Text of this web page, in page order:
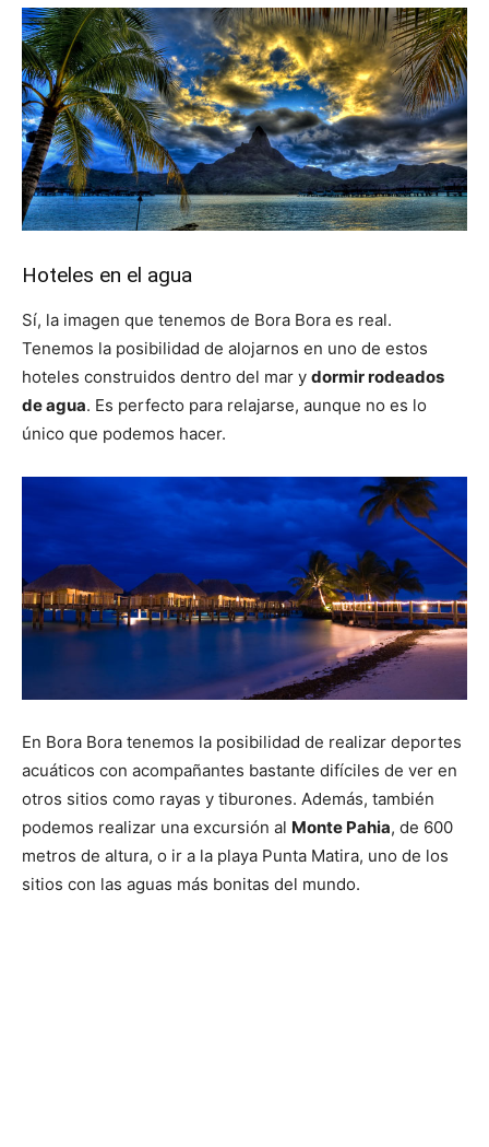
Hoteles en el agua
Sí, la imagen que tenemos de Bora Bora es real.
Tenemos la posibilidad de alojarnos en uno de estos
hoteles construidos dentro del mar y dormir rodeados
de agua. Es perfecto para relajarse, aunque no es lo
único que podemos hacer.
En Bora Bora tenemos la posibilidad de realizar deportes
acuáticos con acompañantes bastante difíciles de ver en
otros sitios como rayas y tiburones. Además, también
podemos realizar una excursión al Monte Pahia, de 600
metros de altura, o ir a la playa Punta Matira, uno de los
sitios con las aguas más bonitas del mundo.